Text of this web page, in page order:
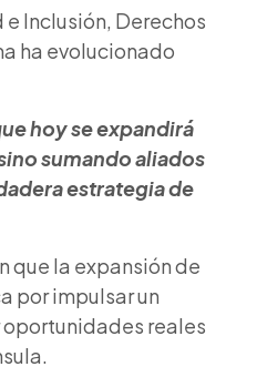
Inclusión, Derechos
ha evolucionado
hoy se expandirá
sumando aliados
estrategia de
que la expansión de
por impulsar un
reales